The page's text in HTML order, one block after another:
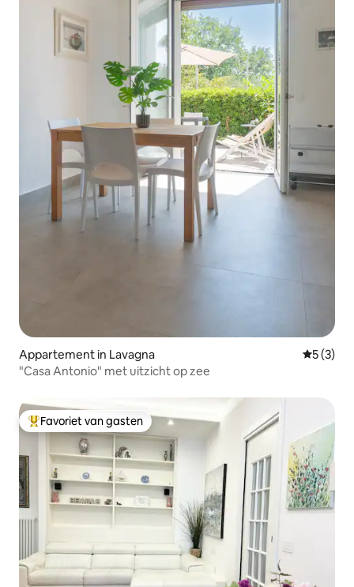
Appartement in Lavagna
5 (3)
"Casa Antonio" met uitzicht op zee
Topfavoriet van gasten
Favoriet van gasten